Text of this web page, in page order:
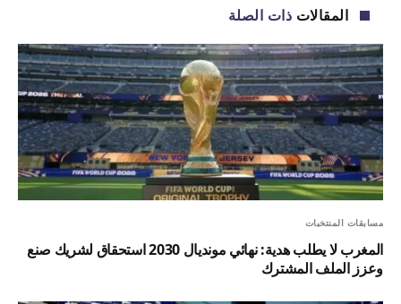
المقالات ذات الصلة
مسابقات المنتخبات
المغرب لا يطلب هدية: نهائي مونديال 2030 استحقاق لشريك صنع
وعزز الملف المشترك